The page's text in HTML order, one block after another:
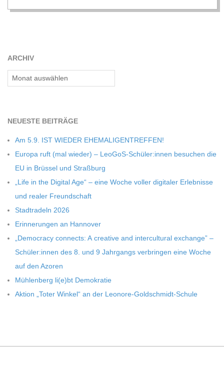
ARCHIV
Archiv
NEU­ESTE BEITRÄGE
Am 5.9. IST WIEDER EHEMALIGENTREFFEN!
Europa ruft (mal wie­der) – LeoGoS-Schüler:innen besu­chen die
EU in Brüs­sel und Straßburg
„Life in the Digi­tal Age“ – eine Woche vol­ler digi­ta­ler Erleb­nisse
und rea­ler Freundschaft
Stadt­ra­deln 2026
Erin­ne­run­gen an Hannover
„Demo­cracy con­nects: A crea­tive and inter­cul­tu­ral exch­ange” –
Schüler:innen des 8. und 9 Jahr­gangs ver­brin­gen eine Woche
auf den Azoren
Müh­len­berg li(e)bt Demokratie
Aktion „Toter Win­kel“ an der Leonore-Goldschmidt-Schule